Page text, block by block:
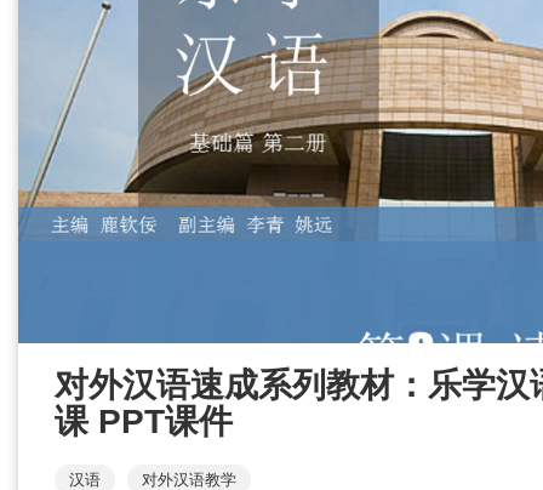
对外汉语速成系列教材：乐学
课 PPT课件
汉语 对外汉语教学